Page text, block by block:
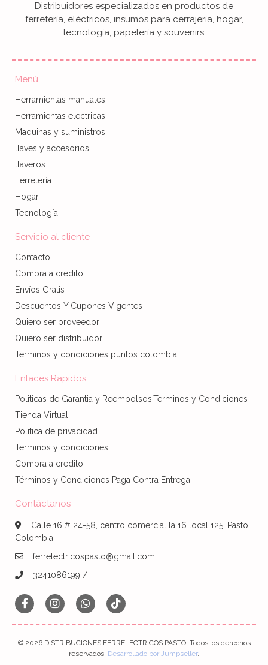
Distribuidores especializados en productos de
ferretería, eléctricos, insumos para cerrajería, hogar,
tecnología, papelería y souvenirs.
Menú
Herramientas manuales
Herramientas electricas
Maquinas y suministros
llaves y accesorios
llaveros
Ferretería
Hogar
Tecnología
Servicio al cliente
Contacto
Compra a credito
Envíos Gratis
Descuentos Y Cupones Vigentes
Quiero ser proveedor
Quiero ser distribuidor
Términos y condiciones puntos colombia.
Enlaces Rapidos
Politicas de Garantia y Reembolsos,Terminos y Condiciones
Tienda Virtual
Politica de privacidad
Terminos y condiciones
Compra a credito
Términos y Condiciones Paga Contra Entrega
Contáctanos
Calle 16 # 24-58, centro comercial la 16 local 125, Pasto,
Colombia
ferrelectricospasto@gmail.com
3241086199 /
© 2026 DISTRIBUCIONES FERRELECTRICOS PASTO. Todos los derechos
reservados. Desarrollado por Jumpseller.